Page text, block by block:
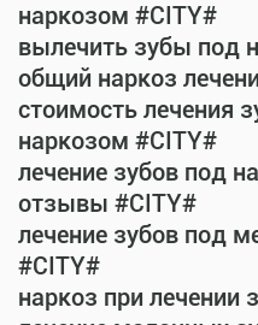
наркозом #CITY#
вылечить зубы под
общий наркоз
стоимость лечения
наркозом #CITY#
лечение зубов под
отзывы #CITY#
лечение зубов под
#CITY#
наркоз при лечении